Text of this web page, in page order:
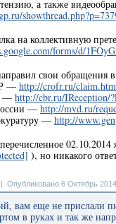
а также
на коллективную
forms/d/
свои обращения
— http://crofr.ru/
— http://cbr.ru/IReception/
— http://mvd.ru/
— http://
02.10.2014
), но никакого
| Опубликовано 6 Октябрь
вам еще не прислали
в руках и так же